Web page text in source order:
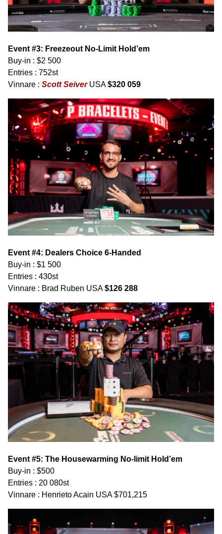
Event #3: Freezeout No-Limit Hold’em
Buy-in : $2 500
Entries : 752st
Vinnare : Scott SeiverUSA$320 059
Event #4: Dealers Choice 6-Handed
Buy-in : $1 500
Entries : 430st
Vinnare : Brad Ruben USA$126 288
Event #5: The Housewarming No-limit Hold’em
Buy-in : $500
Entries : 20 080st
Vinnare : Henrieto Acain USA $701,215